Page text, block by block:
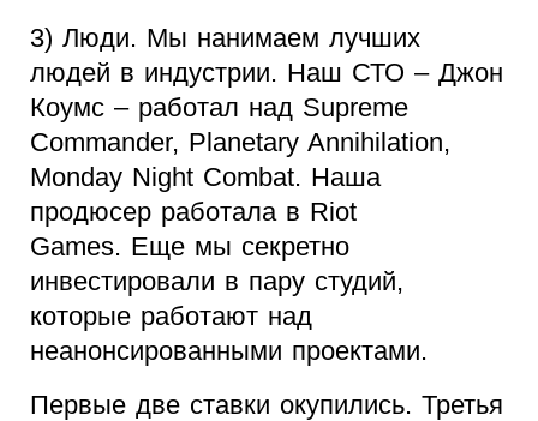
3) Люди. Мы нанимаем лучших
людей в индустрии. Наш СТО – Джон
Коумс – работал над Supreme
Commander, Planetary Annihilation,
Monday Night Combat. Наша
продюсер работала в Riot
Games. Еще мы секретно
инвестировали в пару студий,
которые работают над
неанонсированными проектами.
Первые две ставки окупились. Третья